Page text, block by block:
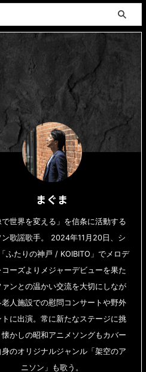
まぐま
で世界を変える」を信条に活動する
ン歌謡歌手。 2024年11月20日、シ
ふたりの神戸 / KOIBITO」でメロデ
コーズよりメジャーデビューを果た
ァンとの温かい交流を大切にしなが
老人施設での慰問コンサートや野外
トに出演。常に新たなステージに挑
かしの昭和アニメソングもカバー
身のオリジナルジャンル「架空のア
ニソン」も歌う。